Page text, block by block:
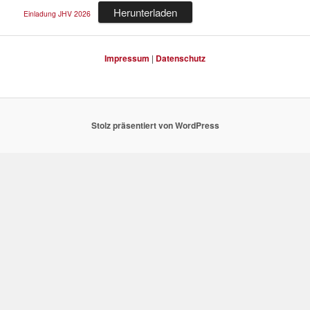
Einladung JHV 2026 Herunterladen
Impressum | Datenschutz
Stolz präsentiert von WordPress